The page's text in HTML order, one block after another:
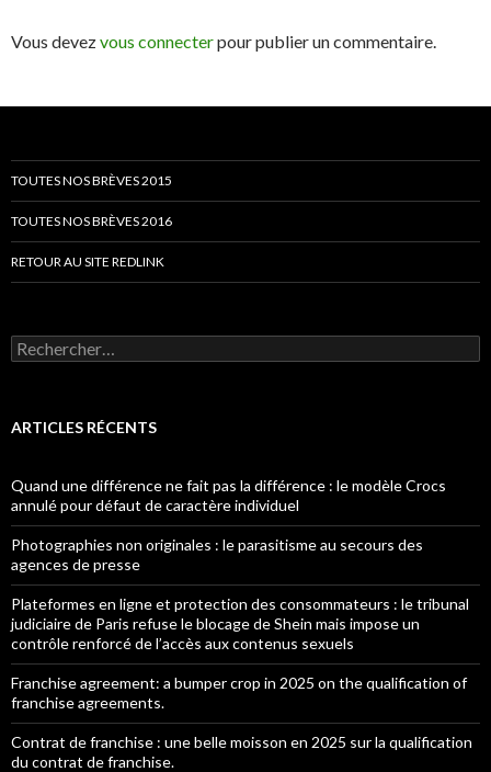
Vous devezvous connecterpour publier un commentaire.
TOUTES NOS BRÈVES 2015
TOUTES NOS BRÈVES 2016
RETOUR AU SITE REDLINK
Rechercher :
ARTICLES RÉCENTS
Quand une différence ne fait pas la différence : le modèle Crocs
annulé pour défaut de caractère individuel
Photographies non originales : le parasitisme au secours des
agences de presse
Plateformes en ligne et protection des consommateurs : le tribunal
judiciaire de Paris refuse le blocage de Shein mais impose un
contrôle renforcé de l’accès aux contenus sexuels
Franchise agreement: a bumper crop in 2025 on the qualification of
franchise agreements.
Contrat de franchise : une belle moisson en 2025 sur la qualification
du contrat de franchise.